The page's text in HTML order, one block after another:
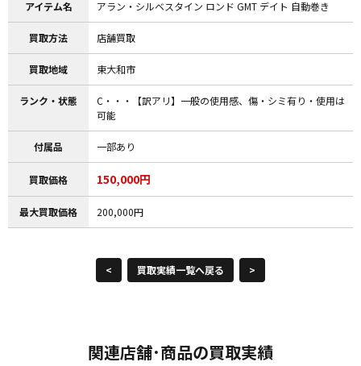
アイテム名 アラン・シルベスタイン ロンド GMT デイト 自動巻き
買取方法 店舗買取
買取地域 東大和市
ランク・状態
C・・・【訳アリ】一般の使用感、傷・シミ有り・使用は
可能
付属品 一部あり
買取価格 150,000円
最大買取価格 200,000円
< 買取実績一覧へ戻る >
関連店舗･商品の買取実績